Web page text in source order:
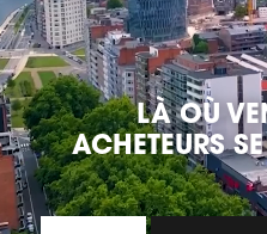
LÀ OÙ
ACHETEURS